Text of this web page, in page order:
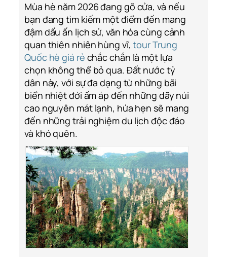
Mùa hè năm 2026 đang gõ cửa, và nếu
bạn đang tìm kiếm một điểm đến mang
đậm dấu ấn lịch sử, văn hóa cùng cảnh
quan thiên nhiên hùng vĩ,tour Trung
Quốc hè giá rẻ chắc chắn là một lựa
chọn không thể bỏ qua. Đất nước tỷ
dân này, với sự đa dạng từ những bãi
biển nhiệt đới ấm áp đến những dãy núi
cao nguyên mát lạnh, hứa hẹn sẽ mang
đến những trải nghiệm du lịch độc đáo
và khó quên.